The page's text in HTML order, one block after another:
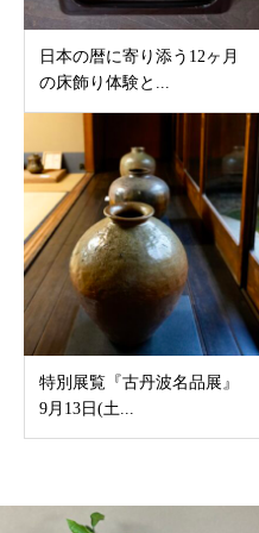
日本の暦に寄り添う12ヶ月
の床飾り体験と...
特別展覧『古丹波名品展』
9月13日(土...